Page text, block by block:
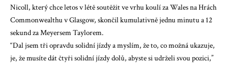
Nicoll, který chce letos v létě soutěžit ve vrhu koulí za Wales na Hrách
Commonwealthu v Glasgow, skončil kumulativně jednu minutu a 12
sekund za Meyersem Taylorem.
“Dal jsem tři opravdu solidní jízdy a myslím, že to, co možná ukazuje,
je, že musíte dát čtyři solidní jízdy dolů, abyste si udrželi svou pozici,”